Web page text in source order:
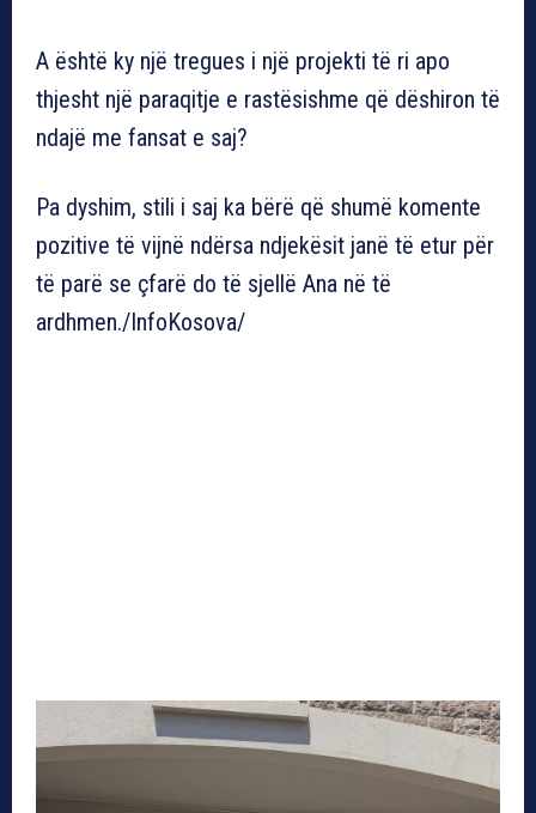
A është ky një tregues i një projekti të ri apo
thjesht një paraqitje e rastësishme që dëshiron të
ndajë me fansat e saj?
Pa dyshim, stili i saj ka bërë që shumë komente
pozitive të vijnë ndërsa ndjekësit janë të etur për
të parë se çfarë do të sjellë Ana në të
ardhmen./InfoKosova/